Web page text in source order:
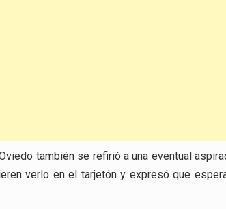
también se refirió a una eventual
verlo en el tarjetón y expresó que